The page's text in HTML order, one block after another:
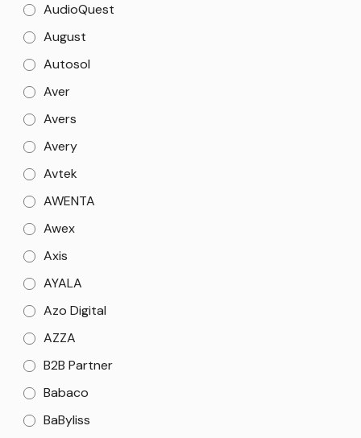
AudioQuest
August
Autosol
Aver
Avers
Avery
Avtek
AWENTA
Awex
Axis
AYALA
Azo Digital
AZZA
B2B Partner
Babaco
BaByliss